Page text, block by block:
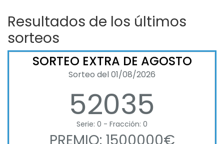
Resultados de los últimos
sorteos
SORTEO EXTRA DE AGOSTO
Sorteo del 01/08/2026
52035
Serie: 0 - Fracción: 0